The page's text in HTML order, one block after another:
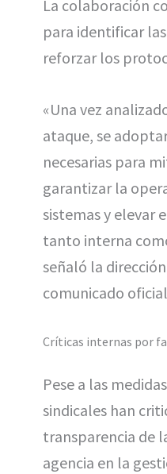
La colaboración
para identificar
reforzar los
«Una vez
ataque, se
necesarias para
garantizar la
sistemas y elevar
tanto interna
señaló la
comunicado
Críticas internas por
Pese a las
sindicales han
transparencia de
agencia en la